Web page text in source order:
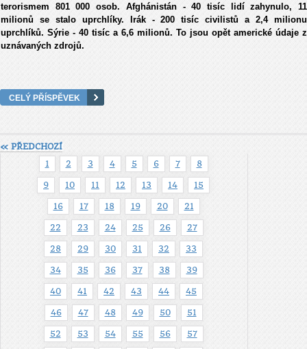
terorismem 801 000 osob. Afghánistán - 40 tisíc lidí zahynulo, 11
milionů se stalo uprchlíky. Irák - 200 tisíc civilistů a 2,4 milionu
uprchlíků. Sýrie - 40 tisíc a 6,6 milionů. To jsou opět americké údaje z
uznávaných zdrojů.
CELÝ PŘÍSPĚVEK
« PŘEDCHOZÍ
1
2 3 4 5 6 7 8
9 10 11 12 13 14 15
16 17 18 19 20 21
22 23 24 25 26 27
28 29 30 31 32 33
34 35 36 37 38 39
40 41 42 43 44 45
46 47 48 49 50 51
52 53 54 55 56 57